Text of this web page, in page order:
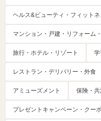
ヘルス&ビューティ・フィットネ
マンション・戸建・リフォーム
旅行・ホテル・リゾート
レストラン・デリバリー・外食
アミューズメント 保険・
プレゼントキャンペーン・クー